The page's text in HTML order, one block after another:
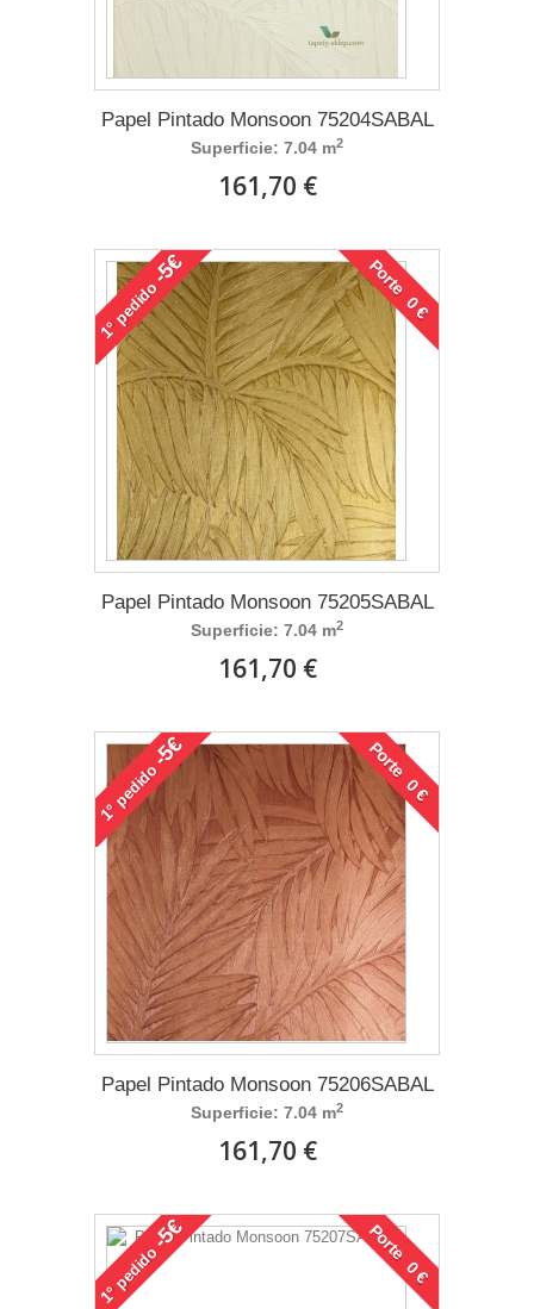
Papel Pintado Monsoon 75204SABAL
Superficie: 7.04 m2
161,70 €
1°
pedido
-5€ Porte 0 €
Papel Pintado Monsoon 75205SABAL
Superficie: 7.04 m2
161,70 €
1°
pedido
-5€ Porte 0 €
Papel Pintado Monsoon 75206SABAL
Superficie: 7.04 m2
161,70 €
1°
pedido
-5€ Porte 0 €